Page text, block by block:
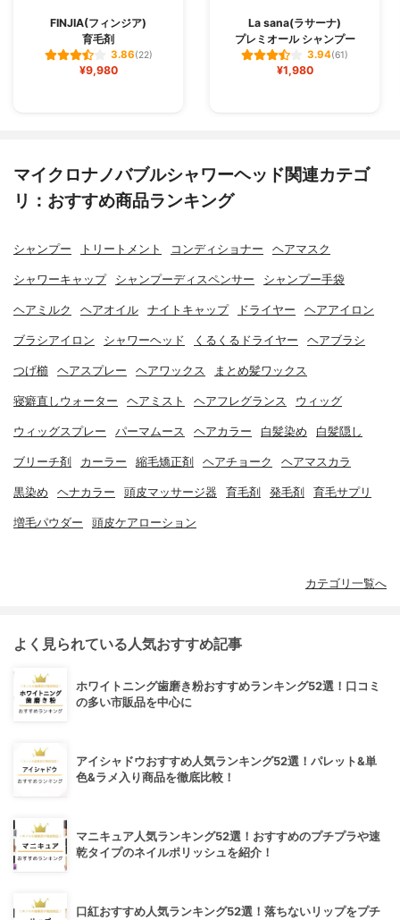
FINJIA(フィンジア)
育毛剤
3.86(22)
¥9,980
La sana(ラサーナ)
プレミオール シャンプー
3.94(61)
¥1,980
マイクロナノバブルシャワーヘッド関連カテゴ
リ：おすすめ商品ランキング
シャンプー トリートメント コンディショナー ヘアマスク
シャワーキャップ シャンプーディスペンサー シャンプー手袋
ヘアミルク ヘアオイル ナイトキャップ ドライヤー ヘアアイロン
ブラシアイロン シャワーヘッド くるくるドライヤー ヘアブラシ
つげ櫛 ヘアスプレー ヘアワックス まとめ髪ワックス
寝癖直しウォーター ヘアミスト ヘアフレグランス ウィッグ
ウィッグスプレー パーマムース ヘアカラー 白髪染め 白髪隠し
ブリーチ剤 カーラー 縮毛矯正剤 ヘアチョーク ヘアマスカラ
黒染め ヘナカラー 頭皮マッサージ器 育毛剤 発毛剤 育毛サプリ
増毛パウダー 頭皮ケアローション
カテゴリ一覧へ
よく見られている人気おすすめ記事
ホワイトニング歯磨き粉おすすめランキング52選！口コミ
の多い市販品を中心に
アイシャドウおすすめ人気ランキング52選！パレット&単
色&ラメ入り商品を徹底比較！
マニキュア人気ランキング52選！おすすめのプチプラや速
乾タイプのネイルポリッシュを紹介！
口紅おすすめ人気ランキング52選！落ちないリップをプチ